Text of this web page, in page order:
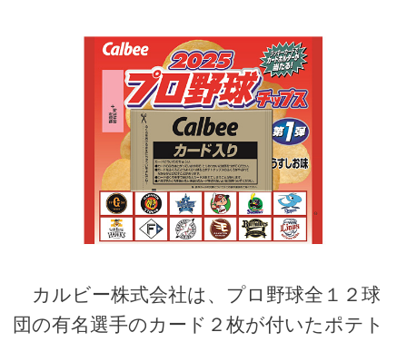
カルビー株式会社は、プロ野球全１２球
団の有名選手のカード２枚が付いたポテト